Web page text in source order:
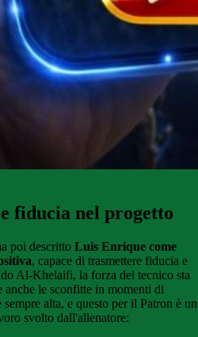
fiducia nel progetto
poi descritto Luis Enrique come
, capace di trasmettere fiducia e
Al-Khelaifi, la forza del tecnico sta
anche le sconfitte in momenti di
alta, e questo per il Patron è un
svolto dall'allenatore: